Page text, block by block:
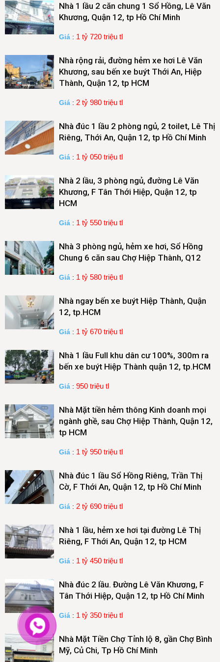
Nhà 1 lầu 2 căn chung 1 Sổ Hồng, Lê Văn
Khương, Quận 12, tp Hồ Chí Minh
Giá : 1 tỷ 720 triệu tl
Nhà rộng rải, đường hẻm xe hơi Lê Văn
Khương, sau bến xe buýt Thới An, Hiệp
Thành, Quận 12, tp HCM
Giá : 2 tỷ 980 triệu tl
Nhà đúc 1 lầu 2 phòng ngủ, 2 toilet, Lê Thị
Riêng, Thới An, Quận 12, tp Hồ Chí Minh
Giá : 1 tỷ 050 triệu tl
Nhà 2 lầu, 3 phòng ngủ, đường Lê Văn
Khương, F Tân Thới Hiệp, Quận 12, tp
HCM
Giá : 1 tỷ 550 triệu tl
Nhà 3 phòng ngủ, hẻm xe hơi, Sổ Hồng
Chung 6 căn sau Chợ Hiệp Thành, Q12
Giá : 1 tỷ 580 triệu tl
Nhà ngay bến xe buýt Hiệp Thành, Quận
12, tp.HCM
Giá : 1 tỷ 670 triệu tl
Nhà 1 lầu Full khu dân cư 100%, 300m ra
bến xe buýt Hiệp Thành quận 12, tp.HCM
Giá : 950 triệu tl
Nhà Mặt tiền hẻm thông Kinh doanh mọi
ngành ghề, sau Chợ Hiệp Thành, Quận 12,
tp HCM
Giá : 1 tỷ 950 triệu tl
Nhà đúc 1 lầu Sổ Hồng Riêng, Trần Thị
Cờ, F Thới An, Quận 12, tp Hồ Chí Minh
Giá : 2 tỷ 690 triệu tl
Nhà 1 lầu, hẻm xe hơi tại đường Lê Thị
Riêng, F Thới An, Quận 12, tp HCM
Giá : 1 tỷ 450 triệu tl
Nhà đúc 2 lầu. Đường Lê Văn Khương, F
Tân Thới Hiệp, Quận 12, tp Hồ Chí Minh
Giá : 1 tỷ 350 triệu tl
Nhà Mặt Tiền Chợ Tỉnh lộ 8, gần Chợ Bình
Mỹ, Củ Chi, Tp Hồ Chí Minh